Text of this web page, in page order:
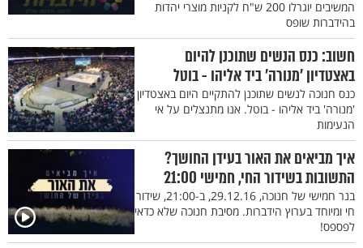
המשיבים יוגרלו 200 ש"ח לקניות מוצרי יהדות
בהידברות שופס
חשוב: כנס הנשים שתוכנן להיום
באצטדיון 'מנורה' ביד אליהו - בוטל
כנס חנוכה לנשים שתוכנן להתקיים היום באצטדיון
'מנורה' ביד אליהו - בוטל. אנו מתנצלים על אי
הנעימות
איך מביאים את האור בעידן החושך?
התשובות בשידור החי, חמישי 21:00
בנר חמישי של חנוכה, 29.12.16, ב-21:00, שידור
חי ומיוחד בערוץ הידברות. מסיבת חנוכה שלא כדאי
לפספס!